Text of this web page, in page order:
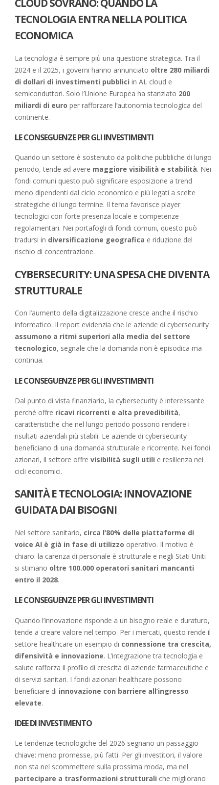
CLOUD SOVRANO: QUANDO LA
TECNOLOGIA ENTRA NELLA POLITICA
ECONOMICA
La tecnologia è sempre più una questione strategica. Tra il
2024 e il 2025, i governi hanno annunciato oltre 280 miliardi
di dollari di investimenti pubblici in AI, cloud e
semiconduttori. Solo l’Unione Europea ha stanziato 200
miliardi di euro per rafforzare l’autonomia tecnologica del
continente.
LE CONSEGUENZE PER GLI INVESTIMENTI
Quando un settore è sostenuto da politiche pubbliche di lungo
periodo, tende ad avere maggiore visibilità e stabilità. Nei
fondi comuni questo può significare esposizione a trend
meno dipendenti dal ciclo economico e più legati a scelte
strategiche di lungo termine. Il tema favorisce player
tecnologici con forte presenza locale e competenze
regolamentari. Nei portafogli di fondi comuni, questo può
tradursi in diversificazione geografica e riduzione del
rischio di concentrazione.
CYBERSECURITY: UNA SPESA CHE DIVENTA
STRUTTURALE
Con l’aumento della digitalizzazione cresce anche il rischio
informatico. Il report evidenzia che le aziende di cybersecurity
assumono a ritmi superiori alla media del settore
tecnologico, segnale che la domanda non è episodica ma
continua.
LE CONSEGUENZE PER GLI INVESTIMENTI
Dal punto di vista finanziario, la cybersecurity è interessante
perché offre ricavi ricorrenti e alta prevedibilità,
caratteristiche che nel lungo periodo possono rendere i
risultati aziendali più stabili. Le aziende di cybersecurity
beneficiano di una domanda strutturale e ricorrente. Nei fondi
azionari, il settore offre visibilità sugli utili e resilienza nei
cicli economici.
SANITÀ E TECNOLOGIA: INNOVAZIONE
GUIDATA DAI BISOGNI
Nel settore sanitario, circa l’80% delle piattaforme di
voice AI è già in fase di utilizzo operativo. Il motivo è
chiaro: la carenza di personale è strutturale e negli Stati Uniti
si stimano oltre 100.000 operatori sanitari mancanti
entro il 2028.
LE CONSEGUENZE PER GLI INVESTIMENTI
Quando l’innovazione risponde a un bisogno reale e duraturo,
tende a creare valore nel tempo. Per i mercati, questo rende il
settore healthcare un esempio di connessione tra crescita,
difensività e innovazione. L’integrazione tra tecnologia e
salute rafforza il profilo di crescita di aziende farmaceutiche e
di servizi sanitari. I fondi azionari healthcare possono
beneficiare di innovazione con barriere all’ingresso
elevate.
IDEE DI INVESTIMENTO
Le tendenze tecnologiche del 2026 segnano un passaggio
chiave: meno promesse, più fatti. Per gli investitori, il valore
non sta nel scommettere sulla prossima moda, ma nel
partecipare a trasformazioni strutturali che migliorano